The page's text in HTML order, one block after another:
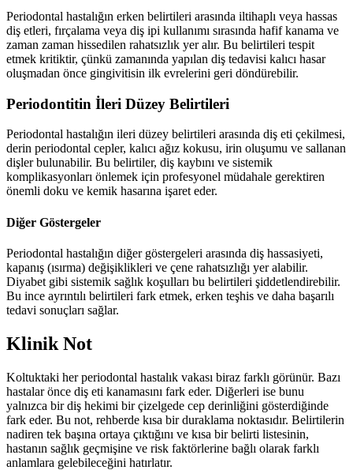
Periodontal hastalığın erken belirtileri arasında iltihaplı veya hassas
diş etleri, fırçalama veya diş ipi kullanımı sırasında hafif kanama ve
zaman zaman hissedilen rahatsızlık yer alır. Bu belirtileri tespit
etmek kritiktir, çünkü zamanında yapılan diş tedavisi kalıcı hasar
oluşmadan önce gingivitisin ilk evrelerini geri döndürebilir.
Periodontitin İleri Düzey Belirtileri
Periodontal hastalığın ileri düzey belirtileri arasında diş eti çekilmesi,
derin periodontal cepler, kalıcı ağız kokusu, irin oluşumu ve sallanan
dişler bulunabilir. Bu belirtiler, diş kaybını ve sistemik
komplikasyonları önlemek için profesyonel müdahale gerektiren
önemli doku ve kemik hasarına işaret eder.
Diğer Göstergeler
Periodontal hastalığın diğer göstergeleri arasında diş hassasiyeti,
kapanış (ısırma) değişiklikleri ve çene rahatsızlığı yer alabilir.
Diyabet gibi sistemik sağlık koşulları bu belirtileri şiddetlendirebilir.
Bu ince ayrıntılı belirtileri fark etmek, erken teşhis ve daha başarılı
tedavi sonuçları sağlar.
Klinik Not
Koltuktaki her periodontal hastalık vakası biraz farklı görünür. Bazı
hastalar önce diş eti kanamasını fark eder. Diğerleri ise bunu
yalnızca bir diş hekimi bir çizelgede cep derinliğini gösterdiğinde
fark eder. Bu not, rehberde kısa bir duraklama noktasıdır. Belirtilerin
nadiren tek başına ortaya çıktığını ve kısa bir belirti listesinin,
hastanın sağlık geçmişine ve risk faktörlerine bağlı olarak farklı
anlamlara gelebileceğini hatırlatır.